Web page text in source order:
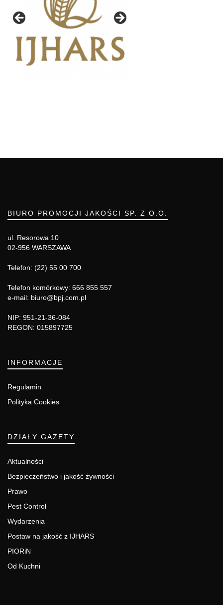
BIURO PROMOCJI JAKOŚCI SP. Z O.O.
ul. Resorowa 10
02-956 WARSZAWA
Telefon: (22) 55 00 700
Telefon komórkowy: 666 855 557
e-mail: biuro@bpj.com.pl
NIP: 951-21-36-084
REGON: 015897725
INFORMACJE
Regulamin
Polityka Cookies
DZIAŁY GAZETY
Aktualności
Bezpieczeństwo i jakość żywności
Prawo
Pest Control
Wydarzenia
Postaw na jakość z IJHARS
PIORiN
Od Kuchni